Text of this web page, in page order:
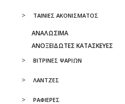
ΤΑΙΝΙΕΣ ΑΚΟΝΙΣΜΑΤΟΣ
ΑΝΑΛΩΣΙΜΑ
ΑΝΟΞΕΙΔΩΤΕΣ ΚΑΤΑΣΚΕΥΕΣ
ΒΙΤΡΙΝΕΣ ΨΑΡΙΩΝ
ΛΑΝΤΖΕΣ
ΡΑΦΙΕΡΕΣ